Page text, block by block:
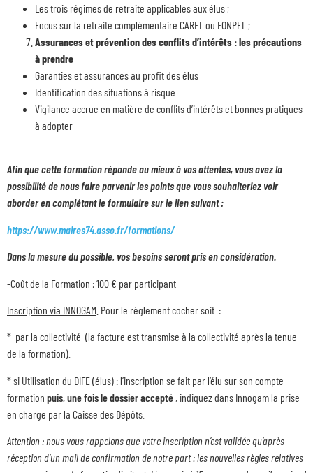
Les trois régimes de retraite applicables aux élus ;
Focus sur la retraite complémentaire CAREL ou FONPEL ;
Assurances et prévention des conflits d’intérêts : les précautions
à prendre
Garanties et assurances au profit des élus
Identification des situations à risque
Vigilance accrue en matière de conflits d’intérêts et bonnes pratiques
à adopter
Afin que cette formation réponde au mieux à vos attentes, vous avez la
possibilité de nous faire parvenir les points que vous souhaiteriez voir
aborder en complétant le formulaire sur le lien suivant :
https://www.maires74.asso.fr/formations/
Dans la mesure du possible, vos besoins seront pris en considération.
-Coût de la Formation : 100 € par participant
Inscription via INNOGAM . Pour le règlement cocher soit :
* par la collectivité (la facture est transmise à la collectivité après la tenue
de la formation).
* si Utilisation du DIFE (élus) : l’inscription se fait par l’élu sur son compte
formation puis, une fois le dossier accepté , indiquez dans Innogam la prise
en charge par la Caisse des Dépôts.
Attention : nous vous rappelons que votre inscription n’est validée qu’après
réception d’un mail de confirmation de notre part : les nouvelles règles relatives